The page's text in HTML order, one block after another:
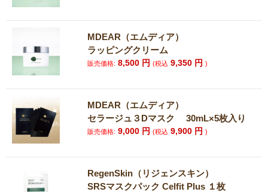
MDEAR（エムディア）
ラッピングクリーム
販売価格: 8,500 円(税込 9,350 円)
MDEAR（エムディア）
セラージュ３Dマスク 30mL×5枚入り
販売価格: 9,000 円(税込 9,900 円)
RegenSkin（リジェンスキン）
SRSマスクパック Celfit Plus １枚